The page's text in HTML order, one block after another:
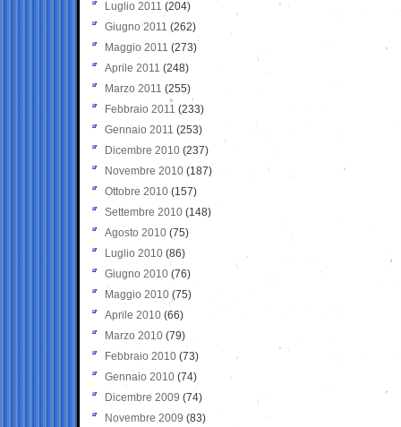
Luglio 2011 (204)
Giugno 2011 (262)
Maggio 2011 (273)
Aprile 2011 (248)
Marzo 2011 (255)
Febbraio 2011 (233)
Gennaio 2011 (253)
Dicembre 2010 (237)
Novembre 2010 (187)
Ottobre 2010 (157)
Settembre 2010 (148)
Agosto 2010 (75)
Luglio 2010 (86)
Giugno 2010 (76)
Maggio 2010 (75)
Aprile 2010 (66)
Marzo 2010 (79)
Febbraio 2010 (73)
Gennaio 2010 (74)
Dicembre 2009 (74)
Novembre 2009 (83)